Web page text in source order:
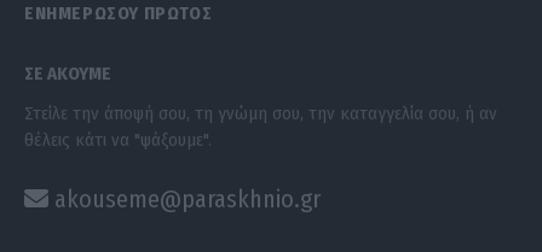
ΕΝΗΜΕΡΩΣΟΥ ΠΡΩΤΟΣ
ΣΕ ΑΚΟΥΜΕ
Στείλε την άποψή σου, τη γνώμη σου, την καταγγελία σου, ή αν
θέλεις κάτι να "ψάξουμε".
akouseme@paraskhnio.gr